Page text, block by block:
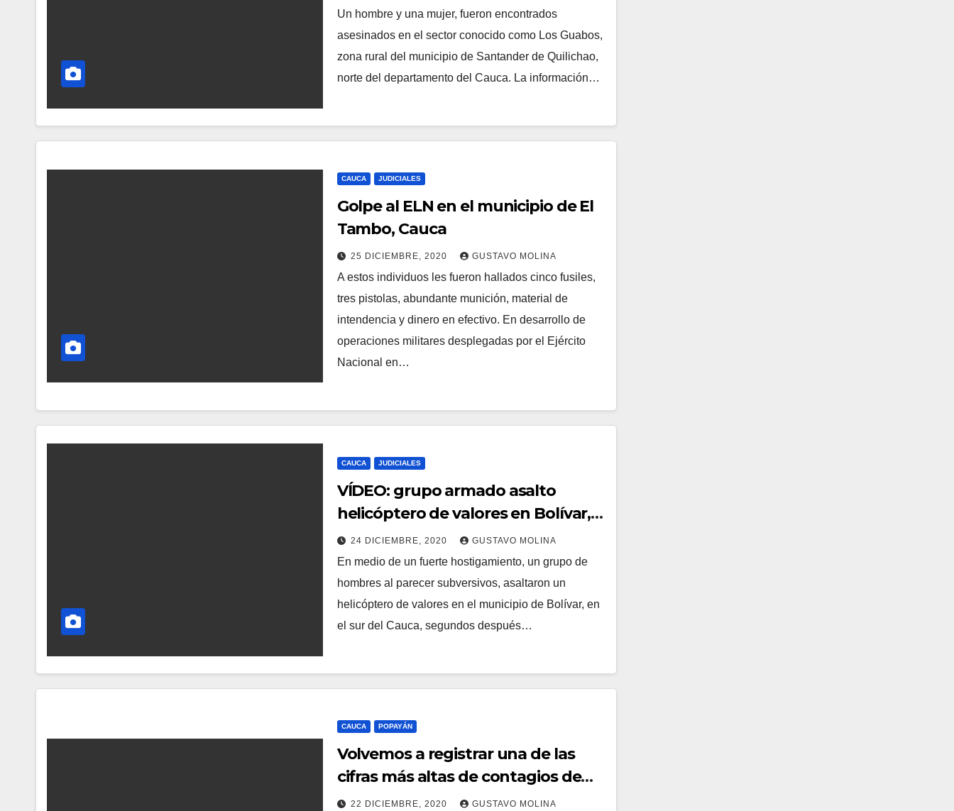
Un hombre y una mujer, fueron encontrados
asesinados en el sector conocido como Los Guabos,
zona rural del municipio de Santander de Quilichao,
norte del departamento del Cauca. La información…
CAUCA JUDICIALES
Golpe al ELN en el municipio de El
Tambo, Cauca
25 DICIEMBRE, 2020 GUSTAVO MOLINA
A estos individuos les fueron hallados cinco fusiles,
tres pistolas, abundante munición, material de
intendencia y dinero en efectivo. En desarrollo de
operaciones militares desplegadas por el Ejército
Nacional en…
CAUCA JUDICIALES
VÍDEO: grupo armado asalto
helicóptero de valores en Bolívar,
Cauca
24 DICIEMBRE, 2020 GUSTAVO MOLINA
En medio de un fuerte hostigamiento, un grupo de
hombres al parecer subversivos, asaltaron un
helicóptero de valores en el municipio de Bolívar, en
el sur del Cauca, segundos después…
CAUCA POPAYÁN
Volvemos a registrar una de las
cifras más altas de contagios de
covid 19
22 DICIEMBRE, 2020 GUSTAVO MOLINA